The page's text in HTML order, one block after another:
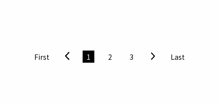
民眾安心，會繼續努力經營。公路局表示，要求國光客運保
障民眾乘車需求及員工與駕駛權益，確實發放薪資，經協調
First 1 2 3 Last